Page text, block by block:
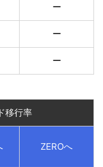
ー
ー
ー
移行率
ZEROへ